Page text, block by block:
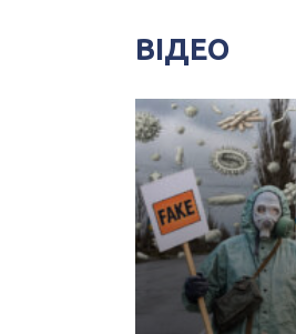
ВІДЕО